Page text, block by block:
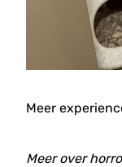
Meer
Meer over